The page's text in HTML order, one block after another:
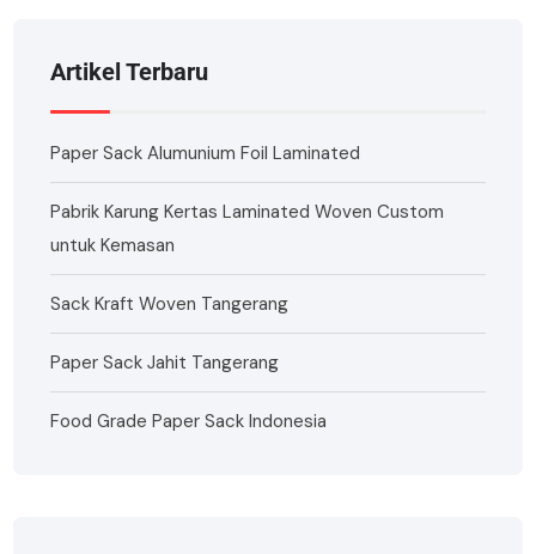
Artikel Terbaru
Paper Sack Alumunium Foil Laminated
Pabrik Karung Kertas Laminated Woven Custom
untuk Kemasan
Sack Kraft Woven Tangerang
Paper Sack Jahit Tangerang
Food Grade Paper Sack Indonesia